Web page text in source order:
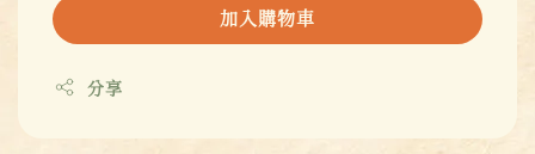
加入購物車
分享